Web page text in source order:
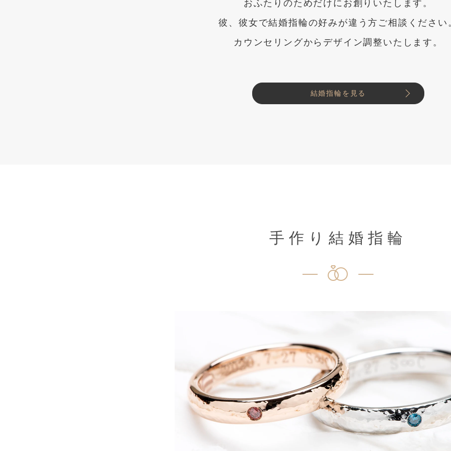
おふたりのためだけにお創りいたします。
彼、彼女で結婚指輪の好みが違う方ご相談ください
カウンセリングからデザイン調整いたします。
結婚指輪を見る
手作り結婚指輪